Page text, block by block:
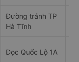
Đường tránh TP
Hà Tĩnh
Dọc Quốc Lộ 1A